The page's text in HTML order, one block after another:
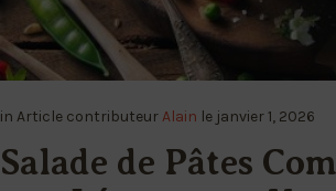
in Article contributeurAlain le janvier 1, 2026
Salade de Pâtes